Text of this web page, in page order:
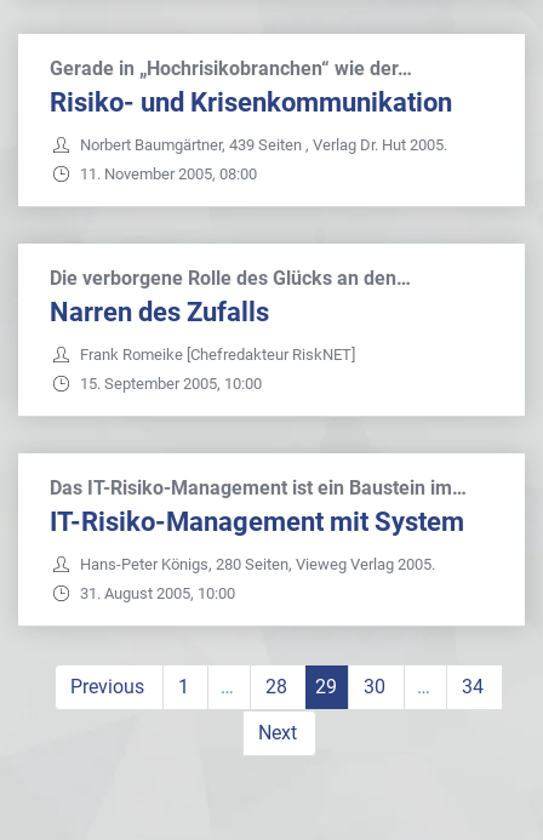
Gerade in „Hochrisikobranchen“ wie der…
Risiko- und Krisenkommunikation
Norbert Baumgärtner, 439 Seiten , Verlag Dr. Hut 2005.
11. November 2005, 08:00
Die verborgene Rolle des Glücks an den…
Narren des Zufalls
Frank Romeike [Chefredakteur RiskNET]
15. September 2005, 10:00
Das IT-Risiko-Management ist ein Baustein im…
IT-Risiko-Management mit System
Hans-Peter Königs, 280 Seiten, Vieweg Verlag 2005.
31. August 2005, 10:00
Previous 1 … 28 29 30 …
34
Next